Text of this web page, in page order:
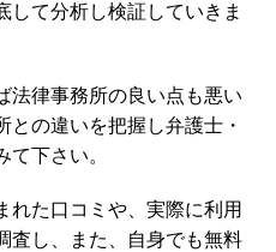
して分析し検証していきま
法律事務所の良い点も悪い
との違いを把握し弁護士・
下さい。
れた口コミや、実際に利用
査し、
また、自身でも無料